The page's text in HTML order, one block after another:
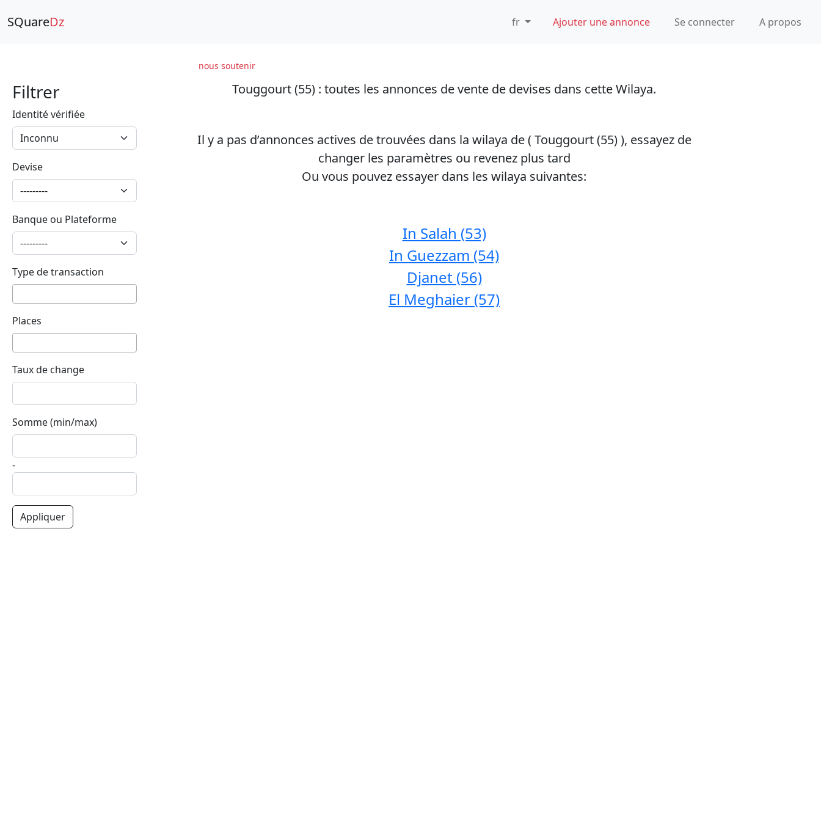
SQuareDz fr Ajouter une annonce Se connecter A propos
nous soutenir
Filtrer
Identité vérifiée
Devise
Banque ou Plateforme
Type de transaction
Places
Taux de change
Somme (min/max)
-
Touggourt (55) : toutes les annonces de vente de devises dans cette Wilaya.
Il y a pas d’annonces actives de trouvées dans la wilaya de (Touggourt (55)), essayez de
changer les paramètres ou revenez plus tard
Ou vous pouvez essayer dans les wilaya suivantes:
In Salah (53)
In Guezzam (54)
Djanet (56)
El Meghaier (57)